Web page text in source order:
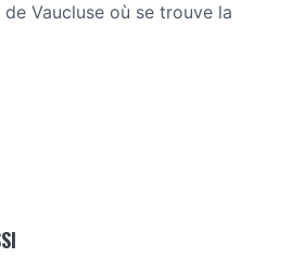
Vaucluse où se trouve la